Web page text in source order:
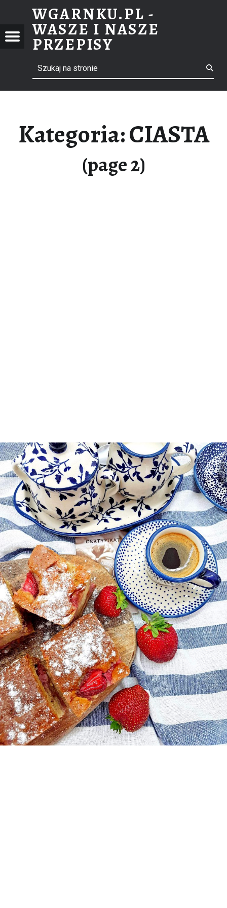
CIASTA – STRONA 2 – WGARNKU.PL – WASZE I NASZE PRZEPISY
WGARNKU.PL -
WASZE I NASZE
PRZEPISY
Menu
Search
Kategoria: CIASTA
(page 2)